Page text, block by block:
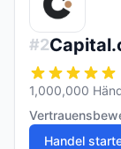
#2
1,000,000
Handel